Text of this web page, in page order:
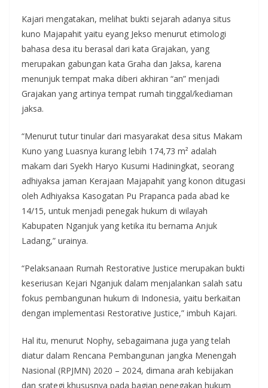
Kajari mengatakan, melihat bukti sejarah adanya situs
kuno Majapahit yaitu eyang Jekso menurut etimologi
bahasa desa itu berasal dari kata Grajakan, yang
merupakan gabungan kata Graha dan Jaksa, karena
menunjuk tempat maka diberi akhiran “an” menjadi
Grajakan yang artinya tempat rumah tinggal/kediaman
jaksa.
“Menurut tutur tinular dari masyarakat desa situs Makam
Kuno yang Luasnya kurang lebih 174,73 m² adalah
makam dari Syekh Haryo Kusumi Hadiningkat, seorang
adhiyaksa jaman Kerajaan Majapahit yang konon ditugasi
oleh Adhiyaksa Kasogatan Pu Prapanca pada abad ke
14/15, untuk menjadi penegak hukum di wilayah
Kabupaten Nganjuk yang ketika itu bernama Anjuk
Ladang,” urainya.
“Pelaksanaan Rumah Restorative Justice merupakan bukti
keseriusan Kejari Nganjuk dalam menjalankan salah satu
fokus pembangunan hukum di Indonesia, yaitu berkaitan
dengan implementasi Restorative Justice,” imbuh Kajari.
Hal itu, menurut Nophy, sebagaimana juga yang telah
diatur dalam Rencana Pembangunan jangka Menengah
Nasional (RPJMN) 2020 – 2024, dimana arah kebijakan
dan srategi khususnya pada bagian penegakan hukum